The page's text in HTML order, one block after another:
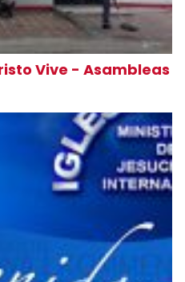
Vive - Asambleas